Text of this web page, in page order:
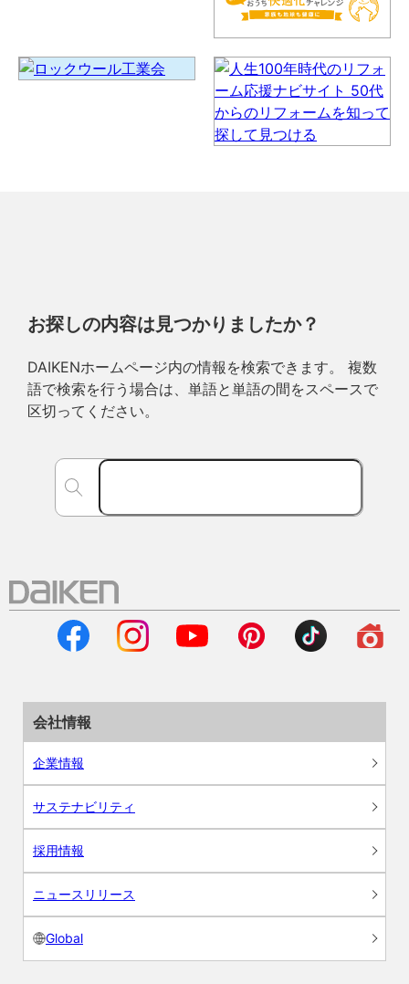
お探しの内容は見つかりましたか？
DAIKENホームページ内の情報を検索できます。 複数
語で検索を行う場合は、単語と単語の間をスペースで
区切ってください。
会社情報
企業情報
サステナビリティ
採用情報
ニュースリリース
Global